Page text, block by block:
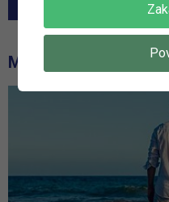
MOHLO BY VÁS